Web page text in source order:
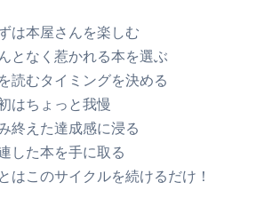
は本屋さんを楽しむ
となく惹かれる本を選ぶ
読むタイミングを決める
はちょっと我慢
終えた達成感に浸る
した本を手に取る
はこのサイクルを続けるだけ！